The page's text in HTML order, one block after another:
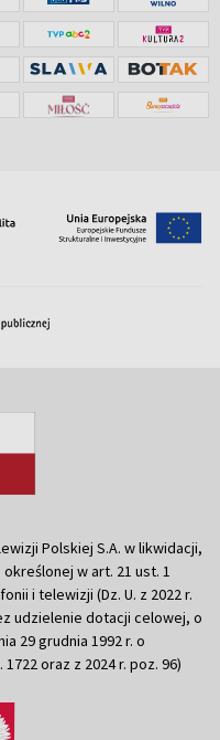
Polskiej S.A. w likwidacji,
w art. 21 ust. 1
i telewizji (Dz. U. z 2022 r.
udzielenie dotacji celowej, o
29 grudnia 1992 r. o
oraz z 2024 r. poz. 96)